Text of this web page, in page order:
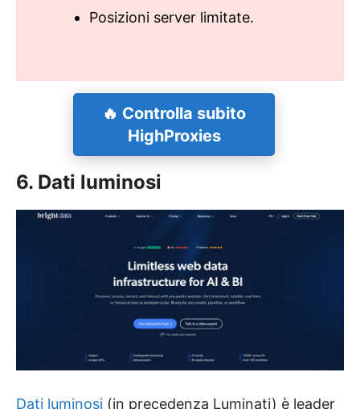
Posizioni server limitate.
🔥 Controlla subito
HighProxies
6. Dati luminosi
Dati luminosi (in precedenza Luminati) è leader